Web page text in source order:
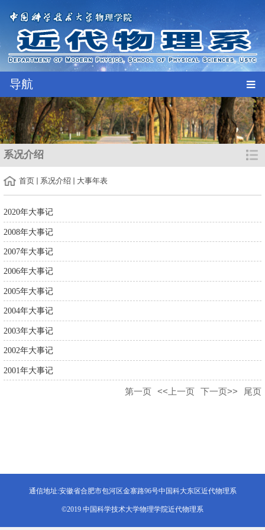
导航
系况介绍
首页 系况介绍 大事年表
2020年大事记
2008年大事记
2007年大事记
2006年大事记
2005年大事记
2004年大事记
2003年大事记
2002年大事记
2001年大事记
第一页 <<上一页 下一页>> 尾页
通信地址:安徽省合肥市包河区金寨路96号中国科大东区近代物理系
©2019 中国科学技术大学物理学院近代物理系